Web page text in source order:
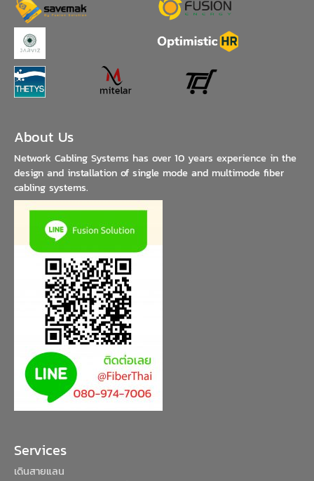
About Us
Network Cabling Systems has over 10 years experience in the
design and installation of single mode and multimode fiber
cabling systems.
Services
เดินสายแลน